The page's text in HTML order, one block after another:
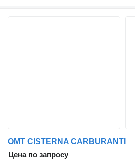
OMT CISTERNA CARBURANTI
Цена по запросу